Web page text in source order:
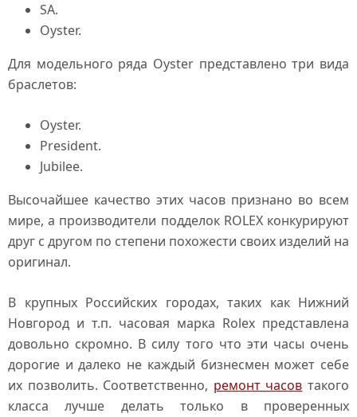
SA.
Oyster.
Для модельного ряда Oyster представлено три вида
браслетов:
Oyster.
President.
Jubilee.
Высочайшее качество этих часов признано во всем
мире, а производители подделок ROLEX конкурируют
друг с другом по степени похожести своих изделий на
оригинал.
В крупных Российских городах, таких как Нижний
Новгород и т.п. часовая марка Rolex представлена
довольно скромно. В силу того что эти часы очень
дорогие и далеко не каждый бизнесмен может себе
их позволить. Соответственно, ремонт часов такого
класса лучше делать только в проверенных